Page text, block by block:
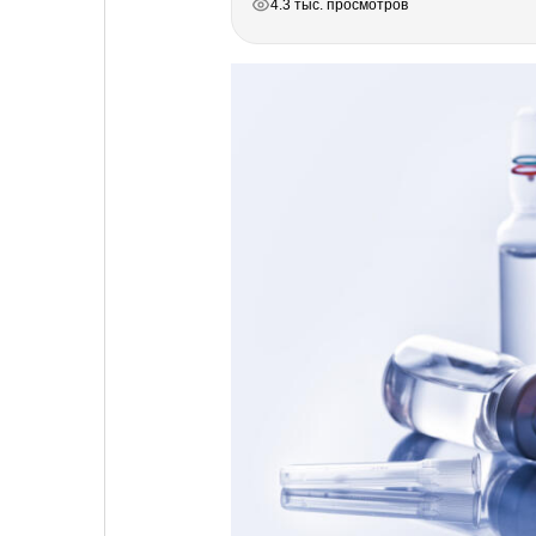
4.3 тыс. просмотров